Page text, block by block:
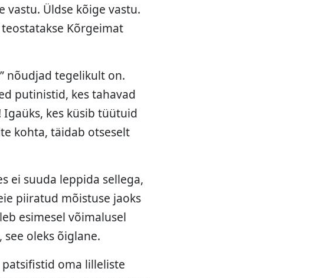
vastu. Üldse kõige vastu.
Kõrgeimat
nõudjad tegelikult on.
putinistid, kes tahavad
kes küsib tüütuid
kohta, täidab otseselt
ei suuda leppida sellega,
piiratud mõistuse jaoks
esimesel võimalusel
oleks õiglane.
patsifistid oma lilleliste